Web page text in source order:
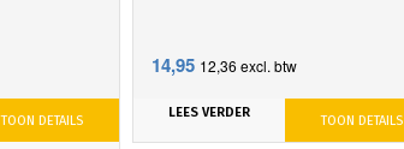
TOON DETAILS
14,95 12,36 excl. btw
LEES VERDER
TOON DETAILS